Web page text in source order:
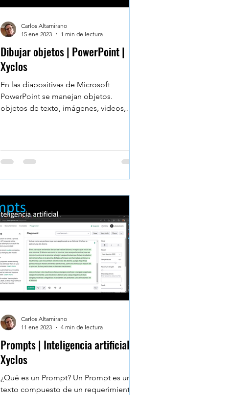
Dibujar objetos | PowerPoint |
Xyclos
En las diapositivas de Microsoft
PowerPoint se manejan objetos.
objetos de texto, imágenes, videos,
Carlos Altamirano
15 ene 2023
1 min de lectura
Prompts | Inteligencia artificial |
Xyclos
¿Qué es un Prompt? Un Prompt es un
texto compuesto de un requerimiento
Carlos Altamirano
11 ene 2023
4 min de lectura